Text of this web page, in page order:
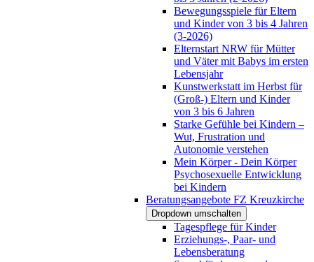
Bewegungsspiele für Eltern
und Kinder von 3 bis 4 Jahren
(3-2026)
Elternstart NRW für Mütter
und Väter mit Babys im ersten
Lebensjahr
Kunstwerkstatt im Herbst für
(Groß-) Eltern und Kinder
von 3 bis 6 Jahren
Starke Gefühle bei Kindern –
Wut, Frustration und
Autonomie verstehen
Mein Körper - Dein Körper
Psychosexuelle Entwicklung
bei Kindern
Beratungsangebote FZ Kreuzkirche
Dropdown umschalten
Tagespflege für Kinder
Erziehungs-, Paar- und
Lebensberatung